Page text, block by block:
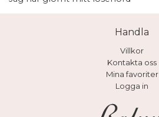
Handla
Villkor
Kontakta oss
Mina favoriter
Logga in